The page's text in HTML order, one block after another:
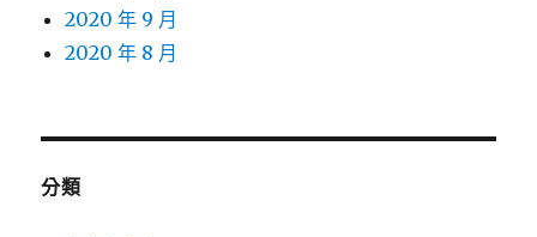
2020 年 9 月
2020 年 8 月
分類